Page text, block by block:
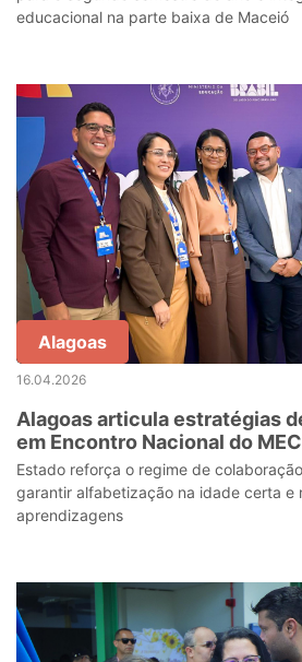
educacional na parte baixa de Maceió
Alagoas
16.04.2026
Alagoas articula estratégias
em Encontro Nacional do
Estado reforça o regime de
garantir alfabetização na idade certa e
aprendizagens